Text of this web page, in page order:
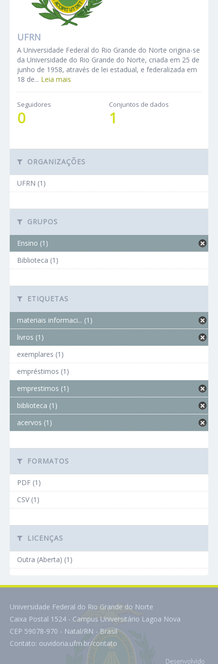
UFRN
A Universidade Federal do Rio Grande do Norte origina-se
da Universidade do Rio Grande do Norte, criada em 25 de
junho de 1958, através de lei estadual, e federalizada em
18 de... Leia mais
Seguidores
0
Conjuntos de dados
1
ORGANIZAÇÕES
UFRN (1)
GRUPOS
Ensino (1)
Biblioteca (1)
ETIQUETAS
materiais informaci... (1)
livros (1)
exemplares (1)
empréstimos (1)
emprestimos (1)
biblioteca (1)
acervos (1)
FORMATOS
PDF (1)
CSV (1)
LICENÇAS
Outra (Aberta) (1)
Universidade Federal do Rio Grande do Norte
Caixa Postal 1524 - Campus Universitário Lagoa Nova
CEP 59078-970 - Natal/RN - Brasil
Contato: ouvidoria.ufrn.br/contato